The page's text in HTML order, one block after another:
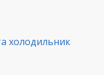
холодильник